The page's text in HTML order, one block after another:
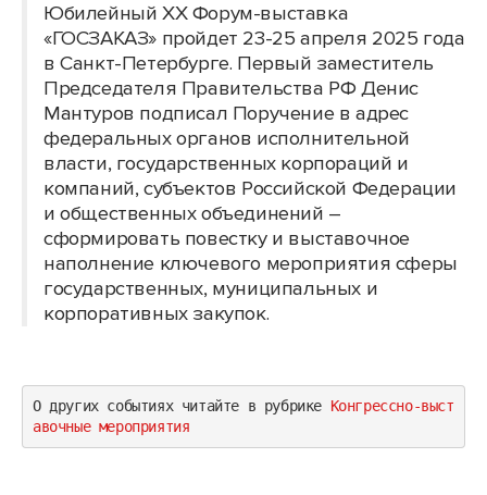
Юбилейный XX Форум-выставка
«ГОСЗАКАЗ» пройдет 23-25 апреля 2025 года
в Санкт-Петербурге. Первый заместитель
Председателя Правительства РФ Денис
Мантуров подписал Поручение в адрес
федеральных органов исполнительной
власти, государственных корпораций и
компаний, субъектов Российской Федерации
и общественных объединений –
сформировать повестку и выставочное
наполнение ключевого мероприятия сферы
государственных, муниципальных и
корпоративных закупок.
О других событиях читайте в рубрике Конгрессно-выст
авочные мероприятия